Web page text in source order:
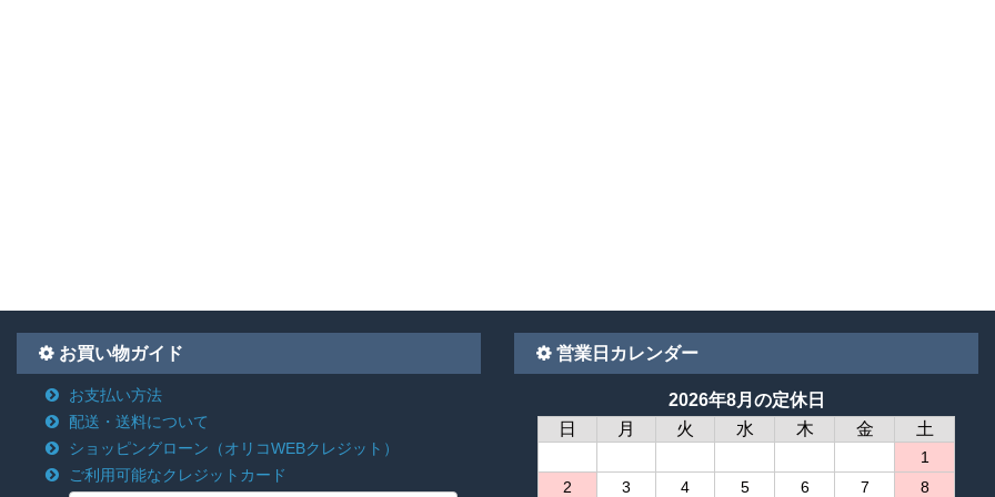
お買い物ガイド
お支払い方法
配送・送料について
ショッピングローン （オリコWEBクレジット）
ご利用可能なクレジットカード
営業日カレンダー
2026年8月の定休日
日
月 火 水 木 金 土
1
2
3 4 5 6 7 8